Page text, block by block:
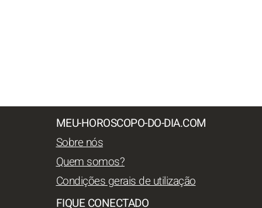
MEU-HOROSCOPO-DO-DIA.COM
Sobre nós
Quem somos?
Condições gerais de utilização
FIQUE CONECTADO